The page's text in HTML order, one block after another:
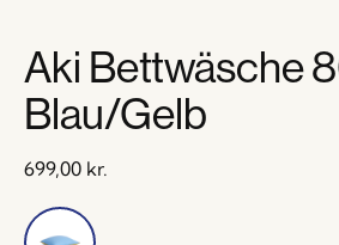
Aki Bettwäsche
Blau/Gelb
699,00 kr.